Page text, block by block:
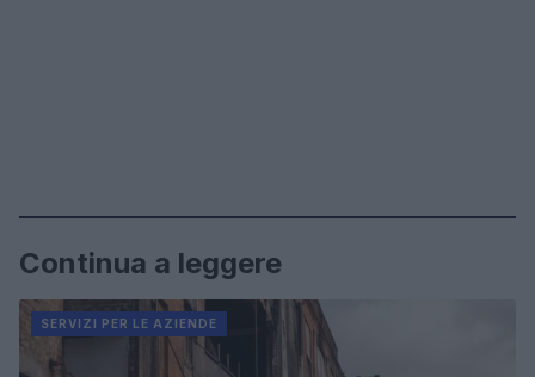
Continua a leggere
SERVIZI PER LE AZIENDE